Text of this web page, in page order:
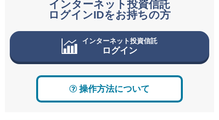
インターネット投資信託
ログインIDをお持ちの方
インターネット投資信託
ログイン
操作方法について